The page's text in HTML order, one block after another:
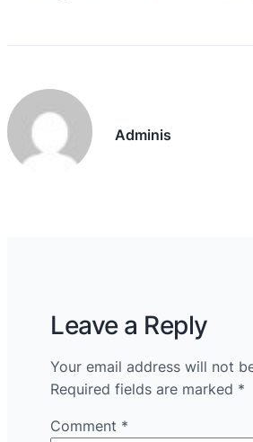
Adminis
Leave a Reply
Your email address will not
Required fields are marked *
Comment *